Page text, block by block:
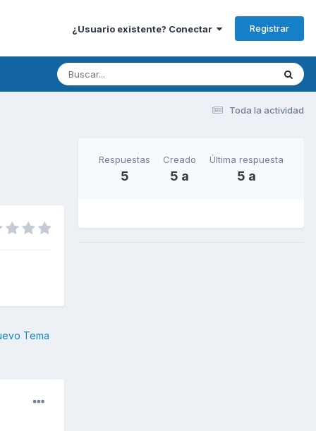
¿Usuario existente? Conectar Registrar
Toda la actividad
Tema
Respuestas
5
Creado
5 a
Última respuesta
5 a